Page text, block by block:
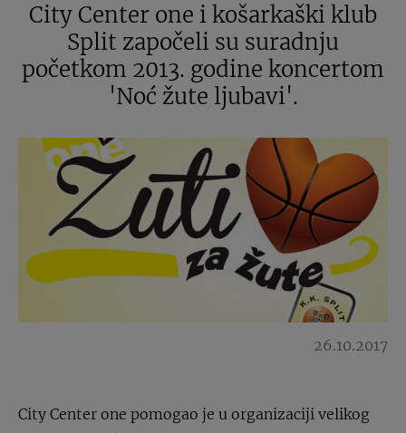
City Center one i košarkaški klub
Split započeli su suradnju
početkom 2013. godine koncertom
'Noć žute ljubavi'.
26.10.2017
City Center one pomogao je u organizaciji velikog